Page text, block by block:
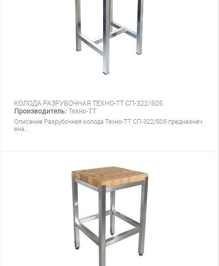
КОЛОДА РАЗРУБОЧНАЯ ТЕХНО-ТТ СП-322/505
Производитель: Техно-ТТ
Описание Разрубочная колода Техно-ТТ СП-322/505 предназнач
ена...